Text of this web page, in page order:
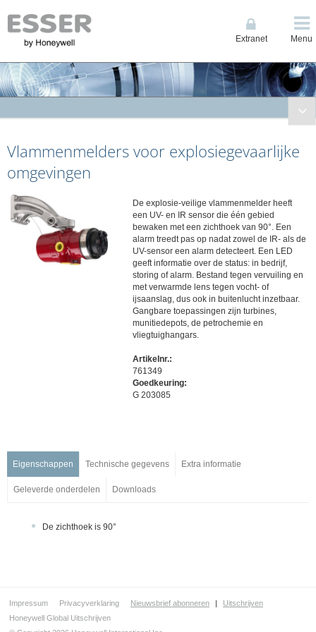
Extranet Menu
Compacte Centrales
System IQ8Control
System FlexES Control
Bluscentrales
Noodvoedingseenheden
Signalering- en bedieningpanelen
Espa interface
Esserbus-eenheden en adreseenheden
Brandmelders voor speciale toepassingen
Vlammenmelders
Vlammenmelders voor explosiegevaarlijke omgevingen
Ventilatiekanaalmelders
Aspiratiemelders
Managementsystemen
Noodverlichting
Vlammenmelders voor explosiegevaarlijke
omgevingen
De explosie-veilige vlammenmelder heeft
een UV- en IR sensor die één gebied
bewaken met een zichthoek van 90°. Een
alarm treedt pas op nadat zowel de IR- als de
UV-sensor een alarm detecteert. Een LED
geeft informatie over de status: in bedrijf,
storing of alarm. Bestand tegen vervuiling en
met verwarmde lens tegen vocht- of
ijsaanslag, dus ook in buitenlucht inzetbaar.
Gangbare toepassingen zijn turbines,
munitiedepots, de petrochemie en
vliegtuighangars.
Artikelnr.:
761349
Goedkeuring:
G 203085
Eigenschappen Technische gegevens Extra informatie
Geleverde onderdelen Downloads
De zichthoek is 90°
Impressum Privacyverklaring Nieuwsbrief abonneren |
Uitschrijven
Honeywell Global Uitschrijven